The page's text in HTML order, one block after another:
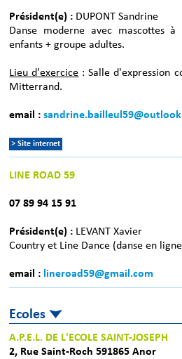
Président(e) : DUPONT Sandrine
Danse moderne avec mascottes
enfants + groupe adultes.
Lieu d'exercice : Salle d'expression
Mitterrand.
email :
> Site internet
LINE ROAD 59
07 89 94 15 91
Président(e) : LEVANT Xavier
Country et Line Dance (danse en
email : lineroad59@gmail.com
Ecoles
A.P.E.L. DE L'ECOLE SAINT-JOSEPH
2, Rue Saint-Roch 591865 Anor